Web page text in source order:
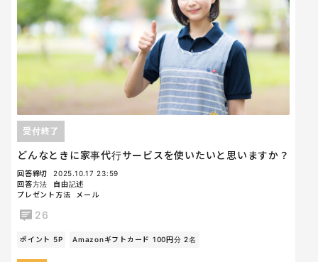
どんなときに家事代行サービスを使いたいと思いますか？
受付終了
回答締切
2025.10.17 23:59
回答方法
自由記述
プレゼント方法
メール
26
ポイント 5P Amazonギフトカード 100円分 2名